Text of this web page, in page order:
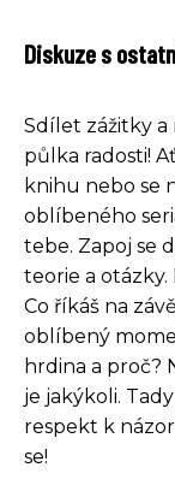
Diskuze s
Sdílet zážitky a
půlka radosti!
knihu nebo se
oblíbeného
tebe. Zapoj se
teorie a otázky.
Co říkáš na
oblíbený
hrdina a proč?
je jakýkoli.
respekt k
se!